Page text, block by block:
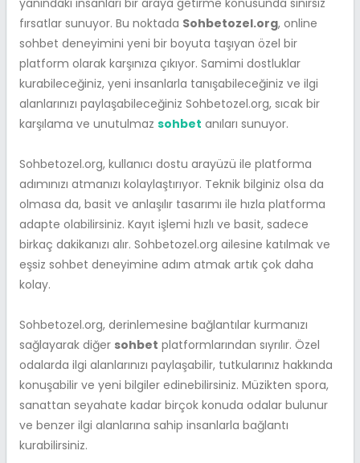
yanındaki insanları bir araya getirme konusunda sınırsız
fırsatlar sunuyor. Bu noktada Sohbetozel.org, online
sohbet deneyimini yeni bir boyuta taşıyan özel bir
platform olarak karşınıza çıkıyor. Samimi dostluklar
kurabileceğiniz, yeni insanlarla tanışabileceğiniz ve ilgi
alanlarınızı paylaşabileceğiniz Sohbetozel.org, sıcak bir
karşılama ve unutulmaz sohbet anıları sunuyor.
Sohbetozel.org, kullanıcı dostu arayüzü ile platforma
adımınızı atmanızı kolaylaştırıyor. Teknik bilginiz olsa da
olmasa da, basit ve anlaşılır tasarımı ile hızla platforma
adapte olabilirsiniz. Kayıt işlemi hızlı ve basit, sadece
birkaç dakikanızı alır. Sohbetozel.org ailesine katılmak ve
eşsiz sohbet deneyimine adım atmak artık çok daha
kolay.
Sohbetozel.org, derinlemesine bağlantılar kurmanızı
sağlayarak diğer sohbet platformlarından sıyrılır. Özel
odalarda ilgi alanlarınızı paylaşabilir, tutkularınız hakkında
konuşabilir ve yeni bilgiler edinebilirsiniz. Müzikten spora,
sanattan seyahate kadar birçok konuda odalar bulunur
ve benzer ilgi alanlarına sahip insanlarla bağlantı
kurabilirsiniz.